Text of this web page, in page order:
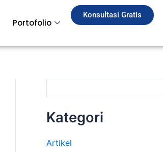
Portofolio
Konsultasi Gratis
e
Kategori
Artikel